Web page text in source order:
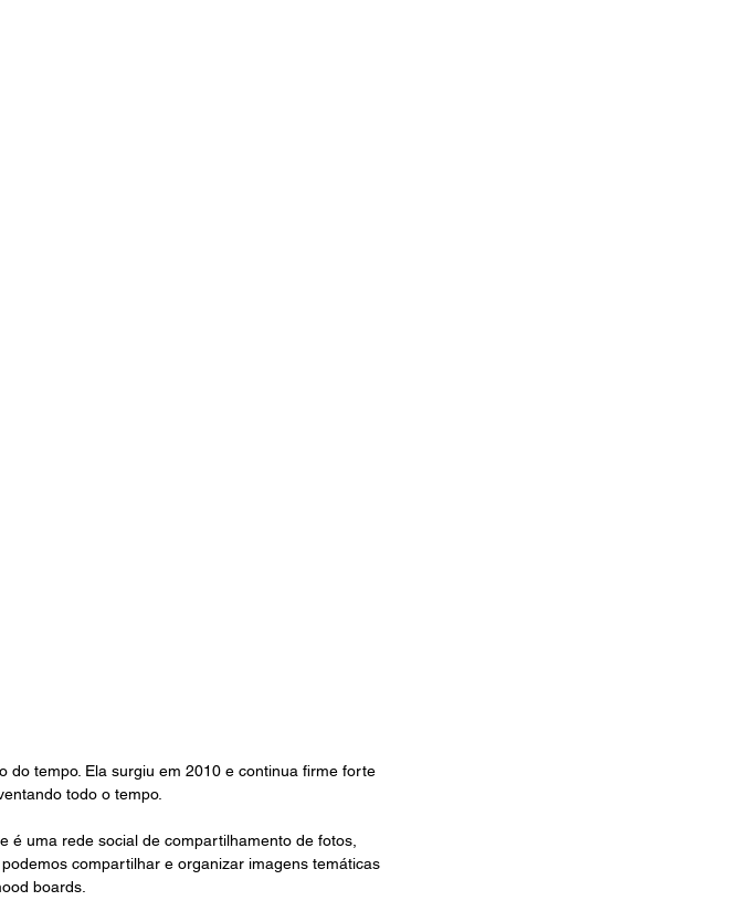
do tempo. Ela surgiu em 2010 e continua firme forte
todo o tempo.
é uma rede social de compartilhamento de fotos,
compartilhar e organizar imagens temáticas
boards.